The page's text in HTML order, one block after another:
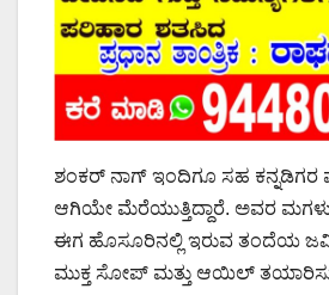
ಶಂಕರ್ ನಾಗ್ ಇಂದಿಗೂ ಸಹ ಕನ್ನಡಿಗರ
ಆಗಿಯೇ ಮೆರೆಯುತ್ತಿದ್ದಾರೆ. ಅವರ ಮಗಳು
ಈಗ ಹೊಸೂರಿನಲ್ಲಿ ಇರುವ ತಂದೆಯ
ಮುಕ್ತ ಸೋಪ್ ಮತ್ತು ಆಯಿಲ್